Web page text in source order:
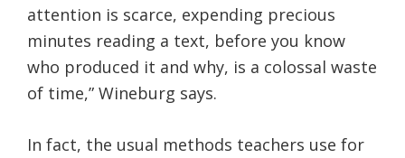
attention is scarce, expending precious
minutes reading a text, before you know
who produced it and why, is a colossal waste
of time,” Wineburg says.
In fact, the usual methods teachers use for